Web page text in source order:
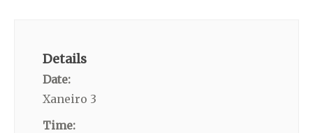
Details
Date:
Xaneiro 3
Time: